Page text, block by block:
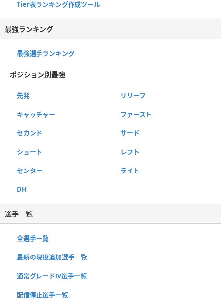
Tier表ランキング作成ツール
最強ランキング
最強選手ランキング
ポジション別最強
先発 リリーフ
キャッチャー ファースト
セカンド サード
ショート レフト
センター ライト
DH
選手一覧
全選手一覧
最新の現役追加選手一覧
通常グレードⅣ選手一覧
配信停止選手一覧